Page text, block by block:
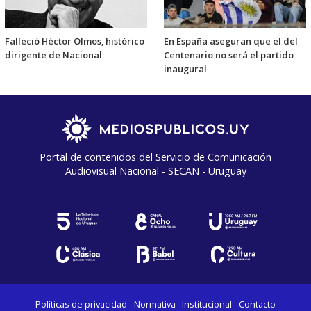
Falleció Héctor Olmos, histórico
dirigente de Nacional
En España aseguran que el del
Centenario no será el partido
inaugural
Portal de contenidos del Servicio de Comunicación
Audiovisual Nacional - SECAN - Uruguay
Políticas de privacidad Normativa Institucional Contacto